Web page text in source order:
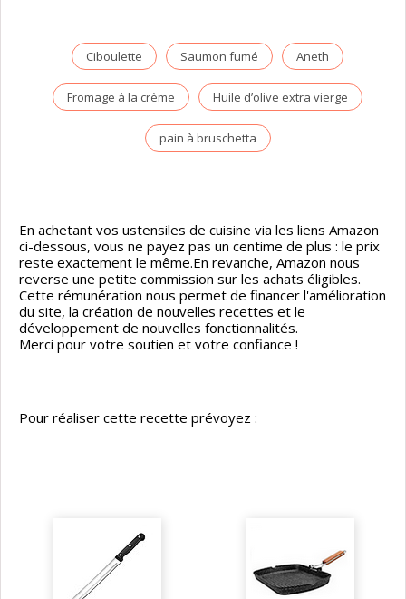
Ciboulette Saumon fumé Aneth
Fromage à la crème Huile d’olive extra vierge
pain à bruschetta
En achetant vos ustensiles de cuisine via les liens Amazon
ci-dessous, vous ne payez pas un centime de plus : le prix
reste exactement le même.En revanche, Amazon nous
reverse une petite commission sur les achats éligibles.
Cette rémunération nous permet de financer l'amélioration
du site, la création de nouvelles recettes et le
développement de nouvelles fonctionnalités.
Merci pour votre soutien et votre confiance !
Pour réaliser cette recette prévoyez :